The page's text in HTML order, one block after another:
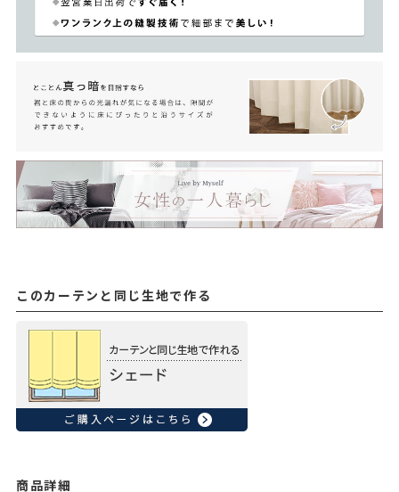
このカーテンと同じ生地で作る
商品詳細